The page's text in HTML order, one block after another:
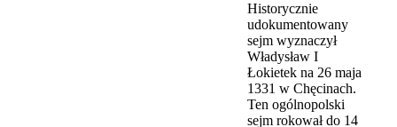
Historycznie
udokumentowany
sejm wyznaczył
Władysław I
Łokietek na 26 maja
1331 w Chęcinach.
Ten ogólnopolski
sejm rokował do 14